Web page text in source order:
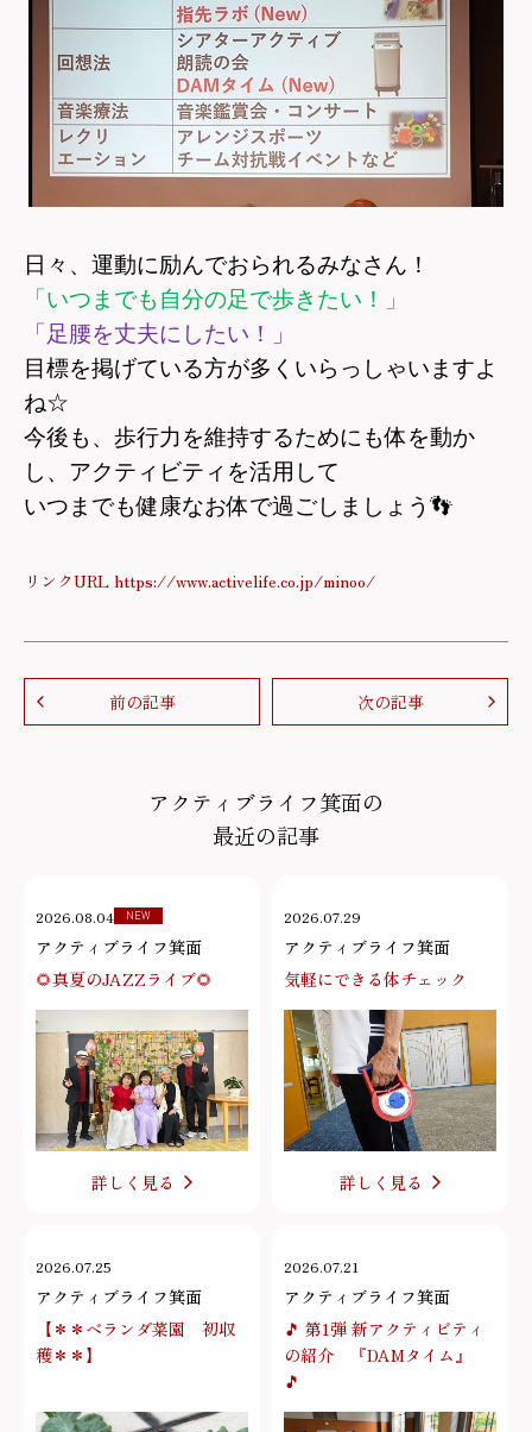
日々、運動に励んでおられるみなさん！
「いつまでも自分の足で歩きたい！」
「足腰を丈夫にしたい！」
目標を掲げている方が多くいらっしゃいますよ
ね☆
今後も、歩行力を維持するためにも体を動か
し、アクティビティを活用して
いつまでも健康なお体で過ごしましょう 👣
リンクURL https://www.activelife.co.jp/minoo/
前の記事 次の記事
アクティブライフ箕面の
最近の記事
2026.08.04 NEW
アクティブライフ箕面
🌻真夏のJAZZライブ🌻
詳しく見る
2026.07.29
アクティブライフ箕面
気軽にできる体チェック
詳しく見る
2026.07.25
アクティブライフ箕面
【＊＊ベランダ菜園 初収
穫＊＊】
2026.07.21
アクティブライフ箕面
🎵 第1弾 新アクティビティ
の紹介 『DAMタイム』
🎵